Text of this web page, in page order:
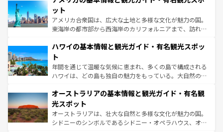
博物館もあり、アルプス観光だけでなく町歩きも満喫する
ことができる。国民の所得が高いため物価も高いが、旅行
者向けの交通パス提供のサービスもあり、うまく活用すれ
着のスイス情報はコンテンツ一覧を参照してほしい。
ット
アメリカ合衆国は、広大な土地と多様な文化が魅力の国。
東海岸の都市部から西海岸のカリフォルニアまで、訪れる
のような巨大都市は、観光、ショッピング、エンターテイ
ンメントが詰まった刺激的なスポットだ。一方、アメリカ
西部には大自然が広がり、グランドキャニオンやイエロー
ストーン国立公園といった絶景が堪能できる。さらに、南
文化が魅力。旅行者はアメリカの各地域で異なる魅力を楽
しみながら、その多様性と豊かな歴史を感じることができ
るだろう。車でのロードトリップや列車の旅も、アメリカ
ならではの贅沢な旅のスタイルだ。 なお、新着のアメリカ
情報は コンテンツ一覧 を参照してほしい。
ハワイの基本情報と観光ガイド・有名観光スポッ
ト
年間を通じて温暖な気候に恵まれ、多くの島で構成される
ハワイは、どの島も独自の魅力をもっている。大自然の神
ワイ島は見逃せない。また、定番の観光地といえばオアフ
島だが、静かな自然を求めるならマウイ島やカウアイ島が
おすすめ。エメラルドグリーンに輝く海をはじめ、豊かな
文化や歴史が息づいている。「アロハスピリット」と呼ば
オーストラリアの基本情報と観光ガイド・有名観
光スポット
オーストラリアは、壮大な自然と多様な文化が魅力の国。
シドニーのシンボルであるシドニー・オペラハウス、オー